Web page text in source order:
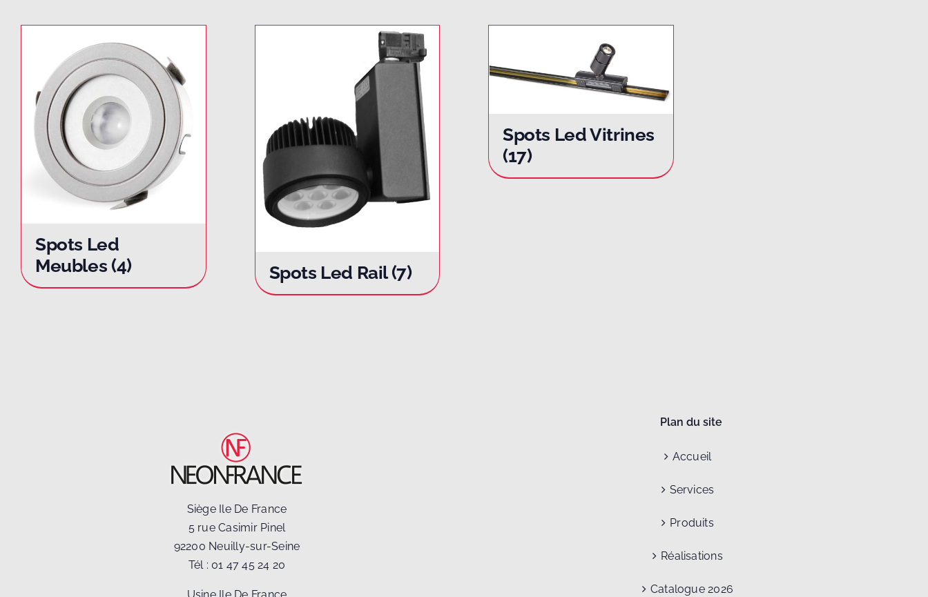
Spots Led
Meubles (4) Spots Led Rail(7)
Spots Led Vitrines
(17)
Siège Ile De France
5 rue Casimir Pinel
92200 Neuilly-sur-Seine
Tél : 01 47 45 24 20
Plan du site
Accueil
Services
Produits
Réalisations
Catalogue 2026